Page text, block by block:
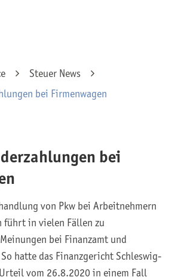
Steuer News
bei Firmenwagen
bei
von Pkw bei Arbeitnehmern
führt in vielen Fällen zu
bei Finanzamt und
hatte das Finanzgericht Schleswig-
vom 26.8.2020 in einem Fall